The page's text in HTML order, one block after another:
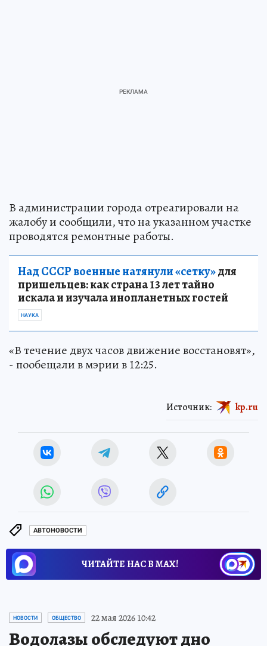
В администрации города отреагировали на
жалобу и сообщили, что на указанном участке
проводятся ремонтные работы.
Над СССР военные натянули «сетку»для
пришельцев: как страна 13 лет тайно
искала и изучала инопланетных гостей
НАУКА
«В течение двух часов движение восстановят»,
- пообещали в мэрии в 12:25.
Источник: kp.ru
АВТОНОВОСТИ
ЧИТАЙТЕ НАС В МАХ!
НОВОСТИ ОБЩЕСТВО 22 мая 2026 10:42
Водолазы обследуют дно